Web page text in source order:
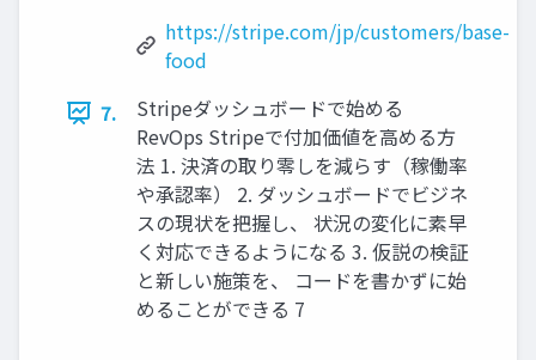
https://stripe.com/jp/customers/base-
food
7.
Stripeダッシュボードで始める
RevOps Stripeで付加価値を高める方
法 1. 決済の取り零しを減らす（稼働率
や承認率） 2. ダッシュボードでビジネ
スの現状を把握し、 状況の変化に素早
く対応できるようになる 3. 仮説の検証
と新しい施策を、 コードを書かずに始
めることができる 7